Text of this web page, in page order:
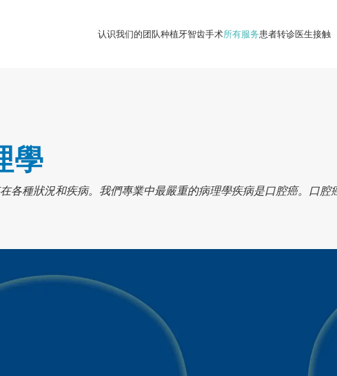
认识我们的团队种植牙智齿手术所有服务患者转诊医生接触
學
各種狀況和疾病。我們專業中最嚴重的病理學疾病是口腔癌。口腔